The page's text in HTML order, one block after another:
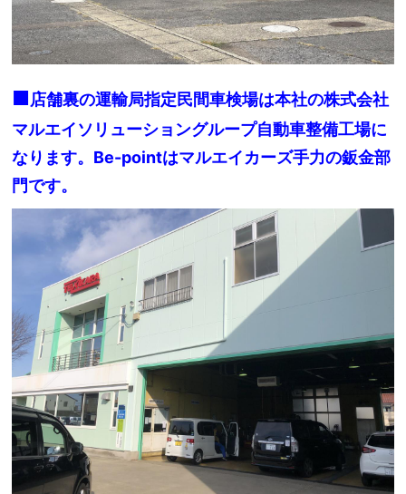
■店舗裏の運輸局指定民間車検場は本社の株式会社
マルエイソリューショングループ自動車整備工場に
なります。Be-pointはマルエイカーズ手力の鈑金部
門です。